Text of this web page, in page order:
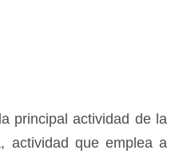
principal actividad de la
actividad que emplea a